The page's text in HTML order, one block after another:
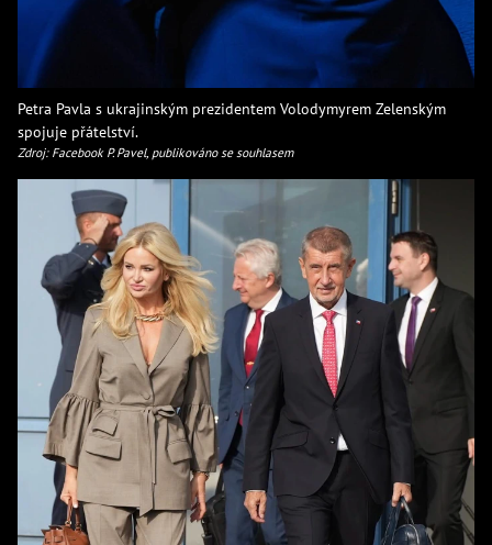
Petra Pavla s ukrajinským prezidentem Volodymyrem Zelenským
spojuje přátelství.
Zdroj: Facebook P. Pavel, publikováno se souhlasem